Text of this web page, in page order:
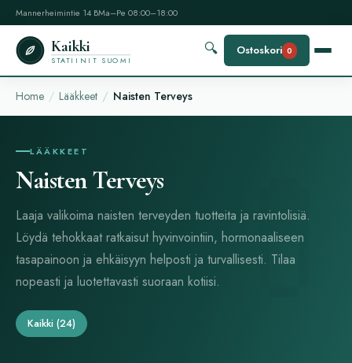
Mannerheimintie 14 BMa–Pe 08:00–18:00
Kaikki
STATIINIT SUOMI
🔍 Ostoskori 0
Home Lääkkeet Naisten Terveys
LÄÄKKEET
Naisten Terveys
Laaja valikoima naisten terveyden tuotteita ja ravintolisiä.
Löydä tehokkaat ratkaisut hyvinvointiin, hormonaaliseen
tasapainoon ja ehkäisyyn helposti ja turvallisesti. Tilaa
nopeasti ja luotettavasti suoraan kotiisi.
Kaikki (24)